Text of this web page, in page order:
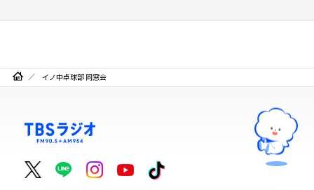
イノ中卓球部 同窓会